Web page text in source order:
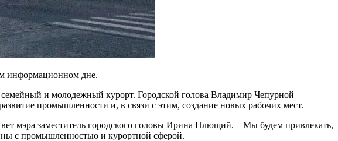
информационном дне.
семейный и молодежный курорт. Городской голова Владимир Чепурной
промышленности и, в связи с этим, создание новых рабочих мест.
мэра заместитель городского головы Ирина Плющий. – Мы будем привлекать,
с промышленностью и курортной сферой.